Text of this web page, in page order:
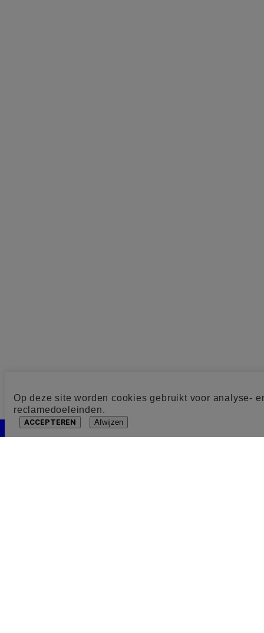
Op deze site worden cookies gebruikt voor analyse-
reclamedoeleinden.
ACCEPTEREN Afwijzen
Cookie toestemming